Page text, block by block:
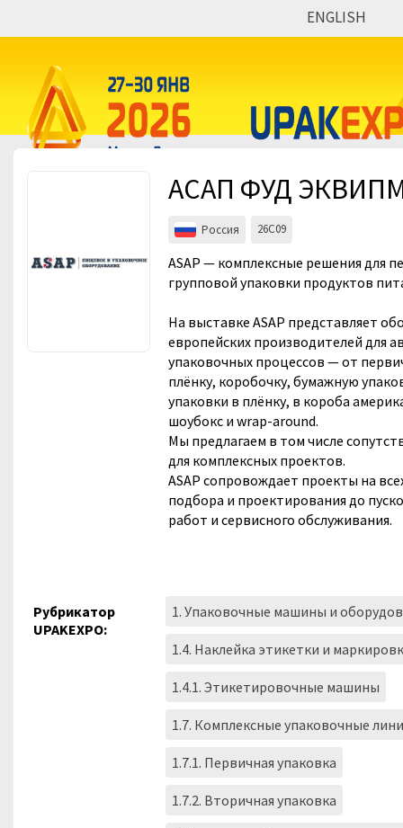
ENGLISH
АСАП ФУД
Россия 26C09
ASAP — комплексные решения для
групповой упаковки продуктов
На выставке ASAP представляет
европейских производителей для
упаковочных процессов — от
плёнку, коробочку, бумажную
упаковки в плёнку, в короба
шоубокс и wrap-around.
Мы предлагаем в том числе
для комплексных проектов.
ASAP сопровождает проекты на
подбора и проектирования до
работ и сервисного обслуживания.
Рубрикатор
UPAKEXPO:
1. Упаковочные машины и
1.4. Наклейка этикетки и
1.4.1. Этикетировочные машины
1.7. Комплексные упаковочные
1.7.1. Первичная упаковка
1.7.2. Вторичная упаковка
Мероприятия
Организации